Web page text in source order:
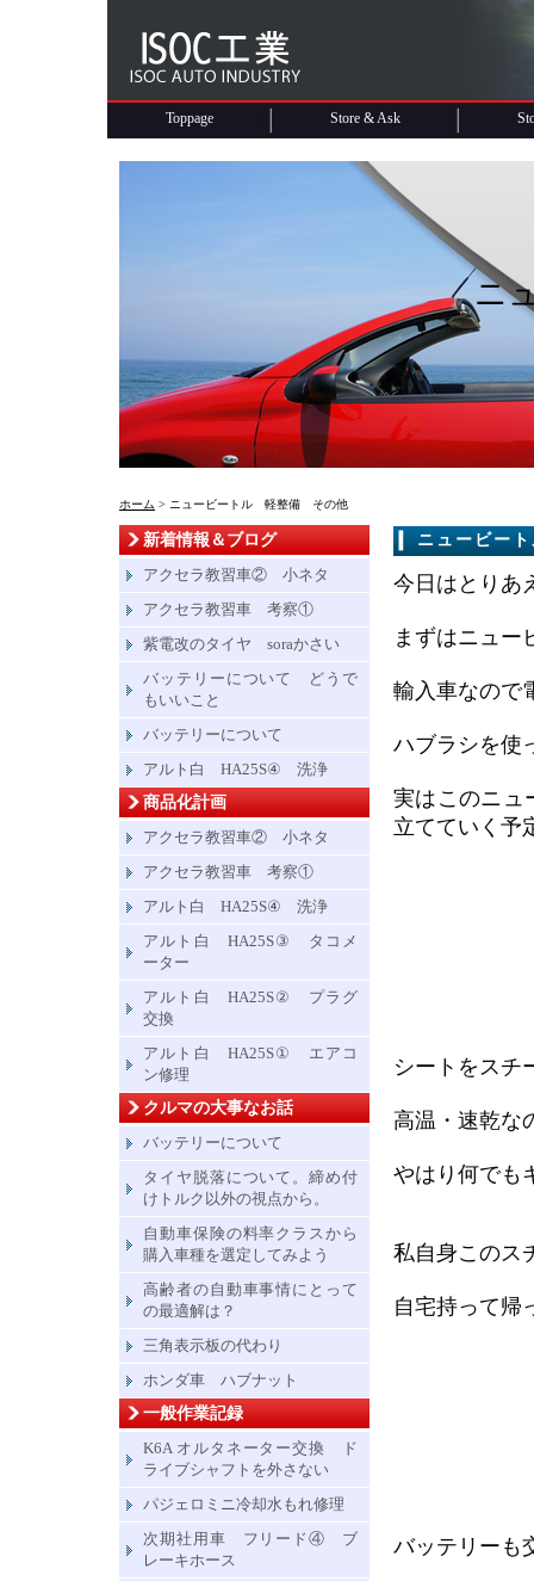
Toppage Store & Ask
ニ
ホーム > ニュービートル 軽整備 その他
ニュービー
今日はとりあ
まずはニュー
輸入車なので
ハブラシを使
実はこのニュ
立てていく予
シートをスチ
高温・速乾な
やはり何でも
私自身このス
自宅持って帰
バッテリーも
新着情報＆ブログ
アクセラ教習車② 小ネタ
アクセラ教習車 考察①
紫電改のタイヤ soraかさい
バッテリーについて どうで
もいいこと
バッテリーについて
アルト白 HA25S④ 洗浄
商品化計画
アクセラ教習車② 小ネタ
アクセラ教習車 考察①
アルト白 HA25S④ 洗浄
アルト白 HA25S③ タコメ
ーター
アルト白 HA25S② プラグ
交換
アルト白 HA25S① エアコ
ン修理
クルマの大事なお話
バッテリーについて
タイヤ脱落について。締め付
けトルク以外の視点から。
自動車保険の料率クラスから
購入車種を選定してみよう
高齢者の自動車事情にとって
の最適解は？
三角表示板の代わり
ホンダ車 ハブナット
一般作業記録
K6A オルタネーター交換 ド
ライブシャフトを外さない
パジェロミニ冷却水もれ修理
次期社用車 フリード④ ブ
レーキホース